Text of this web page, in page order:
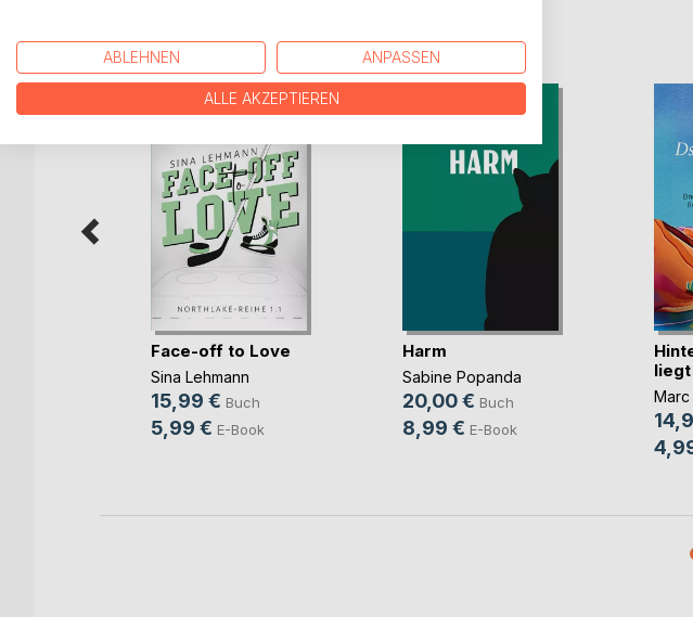
WEITERE TITEL BEIBoD
Face-off to Love
Sina Lehmann
15,99 € Buch
5,99 € E-Book
Harm
Sabine Popanda
20,00 € Buch
8,99 € E-Book
Marc
ABLEHNEN ANPASSEN
ALLE AKZEPTIEREN